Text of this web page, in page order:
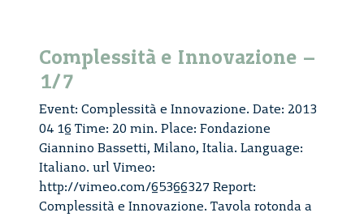
Complessità e Innovazione –
1/7
Event: Complessità e Innovazione. Date: 2013
04 16 Time: 20 min. Place: Fondazione
Giannino Bassetti, Milano, Italia. Language:
Italiano. url Vimeo:
http://vimeo.com/65366327 Report:
Complessità e Innovazione. Tavola rotonda a